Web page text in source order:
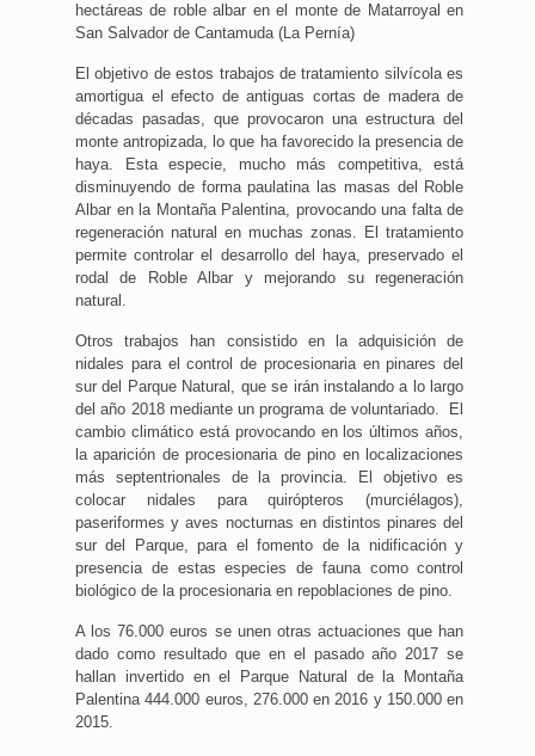
hectáreas de roble albar en el monte de Matarroyal en
San Salvador de Cantamuda (La Pernía)
El objetivo de estos trabajos de tratamiento silvícola es
amortigua el efecto de antiguas cortas de madera de
décadas pasadas, que provocaron una estructura del
monte antropizada, lo que ha favorecido la presencia de
haya. Esta especie, mucho más competitiva, está
disminuyendo de forma paulatina las masas del Roble
Albar en la Montaña Palentina, provocando una falta de
regeneración natural en muchas zonas. El tratamiento
permite controlar el desarrollo del haya, preservado el
rodal de Roble Albar y mejorando su regeneración
natural.
Otros trabajos han consistido en la adquisición de
nidales para el control de procesionaria en pinares del
sur del Parque Natural, que se irán instalando a lo largo
del año 2018 mediante un programa de voluntariado. El
cambio climático está provocando en los últimos años,
la aparición de procesionaria de pino en localizaciones
más septentrionales de la provincia. El objetivo es
colocar nidales para quirópteros (murciélagos),
paseriformes y aves nocturnas en distintos pinares del
sur del Parque, para el fomento de la nidificación y
presencia de estas especies de fauna como control
biológico de la procesionaria en repoblaciones de pino.
A los 76.000 euros se unen otras actuaciones que han
dado como resultado que en el pasado año 2017 se
hallan invertido en el Parque Natural de la Montaña
Palentina 444.000 euros, 276.000 en 2016 y 150.000 en
2015.